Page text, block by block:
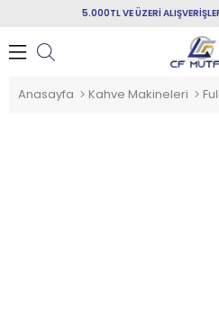
5.000TL VE ÜZERİ
Anasayfa Kahve Makineleri